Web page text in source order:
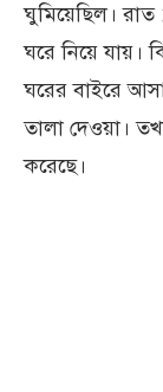
ঘুমিয়েছিল। রাত
ঘরে নিয়ে
ঘরের বাইরে
তালা দেওয়া।
করেছে।